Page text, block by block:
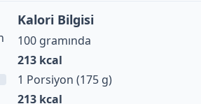
Kalori Bilgisi
100 gramında
213 kcal
1 Porsiyon (175 g)
213 kcal